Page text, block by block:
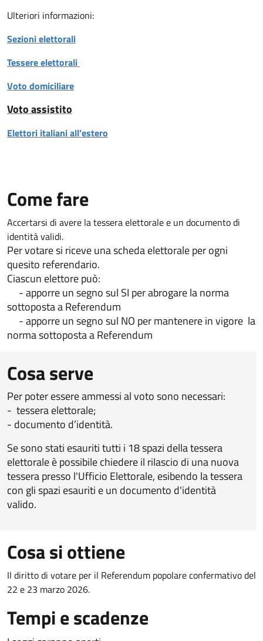
Ulteriori informazioni:
Sezioni elettorali
Tessere elettorali
Voto domiciliare
Voto assistito
Elettori italiani all'estero
Come fare
Accertarsi di avere la tessera elettorale e un documento di
identità validi.
Per votare si riceve una scheda elettorale per ogni
quesito referendario.
Ciascun elettore può:
- apporre un segno sul SI per abrogare la norma
sottoposta a Referendum
- apporre un segno sul NO per mantenere in vigore la
norma sottoposta a Referendum
Cosa serve
Per poter essere ammessi al voto sono necessari:
- tessera elettorale;
- documento d’identità.
Se sono stati esauriti tutti i 18 spazi della tessera
elettorale è possibile chiedere il rilascio di una nuova
tessera presso l'Ufficio Elettorale, esibendo la tessera
con gli spazi esauriti e un documento d'identità
valido.
Cosa si ottiene
Il diritto di votare per il Referendum popolare confermativo del
22 e 23 marzo 2026.
Tempi e scadenze